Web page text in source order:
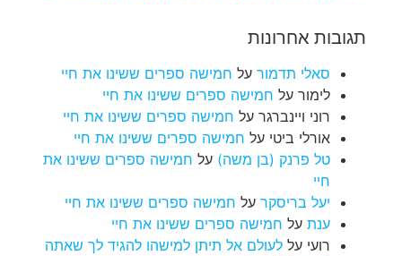
תגובות אחרונות
סאלי תדמור על חמישה ספרים ששינו את חיי
לימור על חמישה ספרים ששינו את חיי
רוני ויינברגר על חמישה ספרים ששינו את חיי
אורלי ביטי על חמישה ספרים ששינו את חיי
טל פרנק (בן משה) על חמישה ספרים ששינו את
חיי
יעל בריסקר על חמישה ספרים ששינו את חיי
ענת על חמישה ספרים ששינו את חיי
רועי על לעולם אל תיתן למישהו להגיד לך שאתה